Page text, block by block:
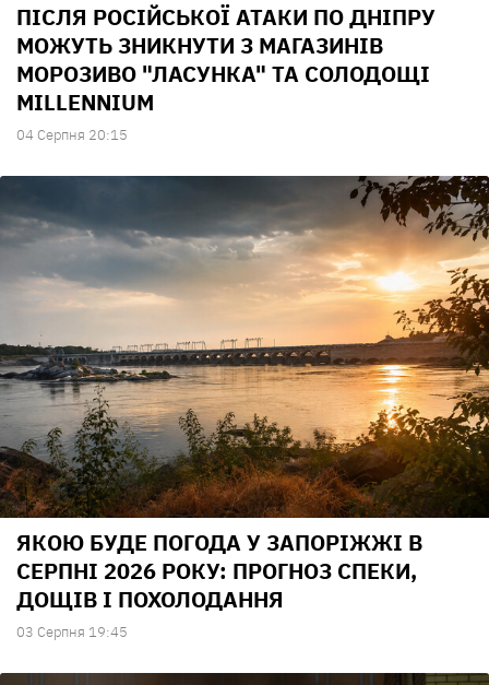
ПІСЛЯ РОСІЙСЬКОЇ АТАКИ ПО ДНІПРУ
МОЖУТЬ ЗНИКНУТИ З МАГАЗИНІВ
МОРОЗИВО "ЛАСУНКА" ТА СОЛОДОЩІ
MILLENNIUM
04 Серпня 20:15
ЯКОЮ БУДЕ ПОГОДА У ЗАПОРІЖЖІ В
СЕРПНІ 2026 РОКУ: ПРОГНОЗ СПЕКИ,
ДОЩІВ І ПОХОЛОДАННЯ
03 Серпня 19:45